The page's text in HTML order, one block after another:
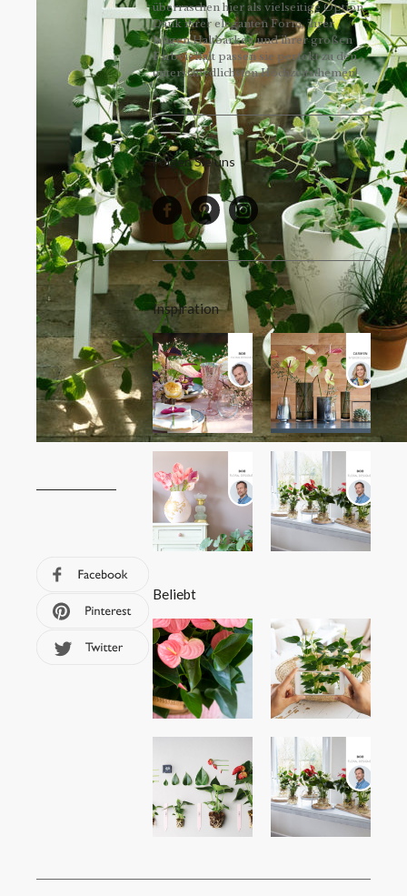
überraschen hier als vielseitige Option.
Dank ihrer eleganten Form, ihrer
langen Haltbarkeit und ihrer großen
Farbvielfalt passen sie perfekt zu den
unterschiedlichsten Hochzeitsthemen!
Folgen Sie uns
Inspiration
Beliebt